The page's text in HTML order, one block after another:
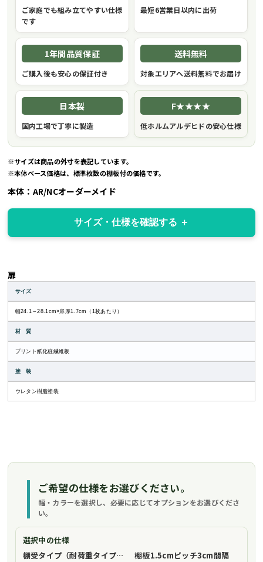
ご家庭でも組み立てやすい仕様
です
最短6営業日以内に出荷
1年間品質保証
ご購入後も安心の保証付き
送料無料
対象エリアへ送料無料でお届け
日本製
国内工場で丁寧に製造
F★★★★
低ホルムアルデヒドの安心仕様
※サイズは商品の外寸を表記しています。
※本体ベース価格は、標準枚数の棚板付の価格です。
本体：AR/NCオーダーメイド
サイズ・仕様を確認する
扉
サイズ
幅24.1～28.1cm×扉厚1.7cm（1枚あたり）
材 質
プリント紙化粧繊維板
塗 装
ウレタン樹脂塗装
ご希望の仕様をお選びください。
幅・カラーを選択し、必要に応じてオプションをお選びくださ
い。
選択中の仕様
棚受タイプ（耐荷重タイプ）
フリーストップ棚受（標準仕様）
棚板1.5cmピッチ3cm間隔